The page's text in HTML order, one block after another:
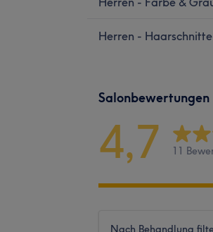
Herren -
Salonbewertungen
4,7 11
Nach Behandlung